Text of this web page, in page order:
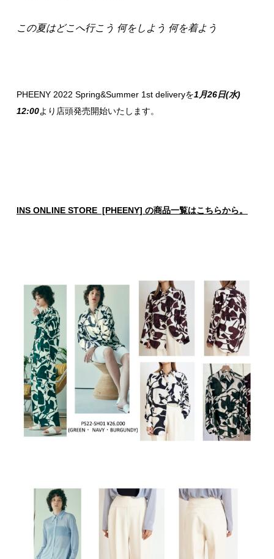
この夏はどこへ行こう 何をしよう 何を着よう
PHEENY 2022 Spring&Summer 1st deliveryを1月26日(水)
12:00より店頭発売開始いたします。
INS ONLINE STORE [PHEENY] の商品一覧はこちらから。